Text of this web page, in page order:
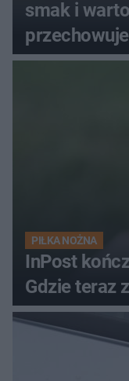
smak i
PIŁKA NOŻNA
InPost
Gdzie teraz